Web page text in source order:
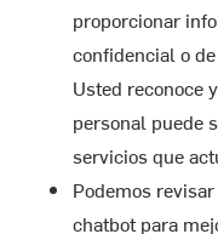
proporcionar
confidencial o
Usted reconoce
personal puede
servicios que
Podemos
chatbot para